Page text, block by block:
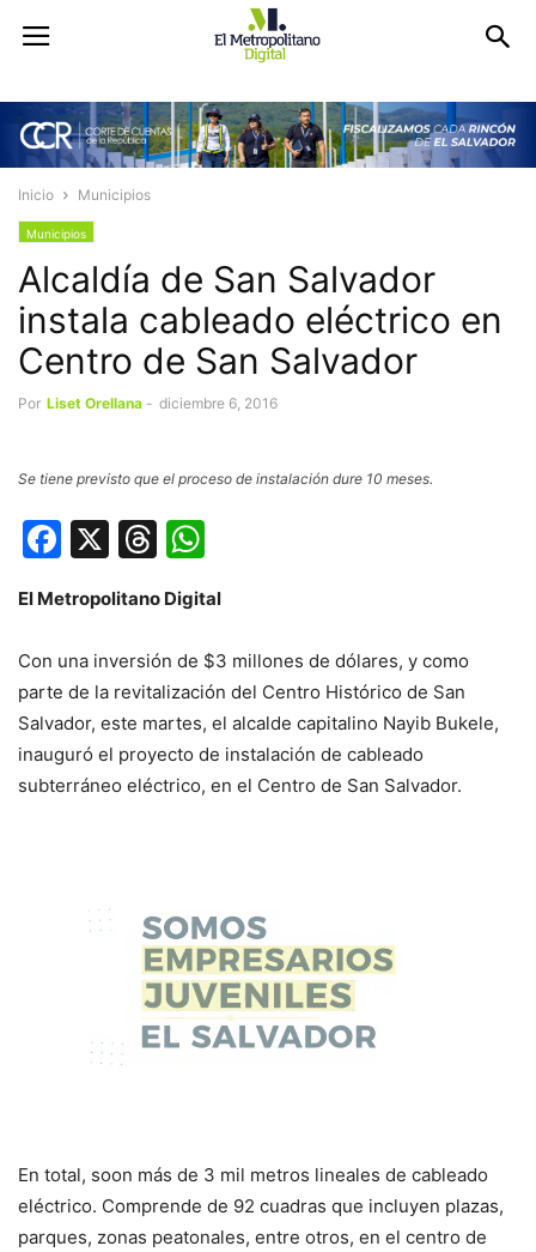
Inicio Municipios
Municipios
Alcaldía de San Salvador
instala cableado eléctrico en
Centro de San Salvador
Por Liset Orellana - diciembre 6, 2016
Se tiene previsto que el proceso de instalación dure 10 meses.
Facebook
X Threads
El Metropolitano Digital
Con una inversión de $3 millones de dólares, y como
parte de la revitalización del Centro Histórico de San
Salvador, este martes, el alcalde capitalino Nayib Bukele,
inauguró el proyecto de instalación de cableado
subterráneo eléctrico, en el Centro de San Salvador.
En total, soon más de 3 mil metros lineales de cableado
eléctrico. Comprende de 92 cuadras que incluyen plazas,
parques, zonas peatonales, entre otros, en el centro de